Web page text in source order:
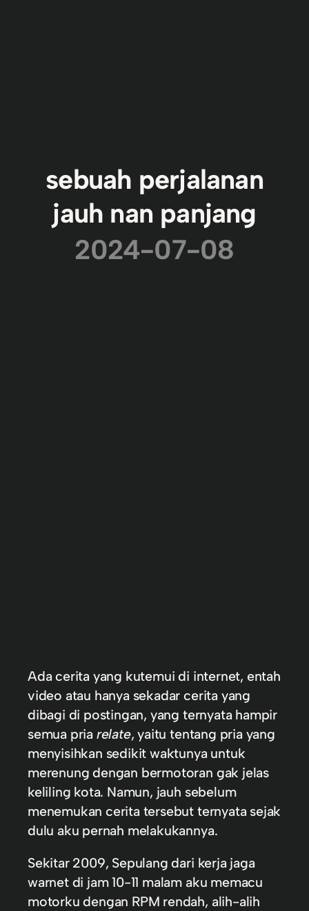
sebuah perjalanan
jauh nan panjang
2024-07-08
Ada cerita yang kutemui di internet, entah
video atau hanya sekadar cerita yang
dibagi di postingan, yang ternyata hampir
semua pria relate, yaitu tentang pria yang
menyisihkan sedikit waktunya untuk
merenung dengan bermotoran gak jelas
keliling kota. Namun, jauh sebelum
menemukan cerita tersebut ternyata sejak
dulu aku pernah melakukannya.
Sekitar 2009, Sepulang dari kerja jaga
warnet di jam 10-11 malam aku memacu
motorku dengan RPM rendah, alih-alih